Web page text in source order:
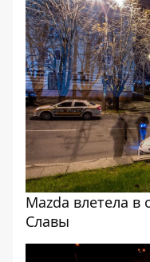
Mazda влетела
Славы